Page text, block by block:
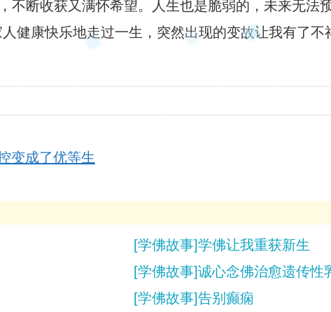
不断收获又满怀希望。人生也是脆弱的，未来无法
健康快乐地走过一生，突然出现的变故让我有了不
变成了优等生
[学佛故事]学佛让我重获新生
[学佛故事]诚心念佛治愈遗传性
[学佛故事]告别癫痫